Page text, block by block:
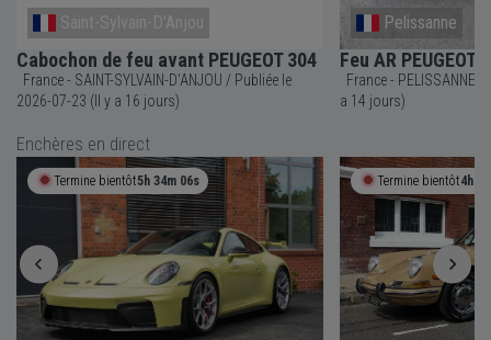
Saint-Sylvain-D'Anjou
Cabochon de feu avant PEUGEOT 304
France - SAINT-SYLVAIN-D'ANJOU / Publiée le
2026-07-23 (Il y a 16 jours)
Pelissanne
Feu AR PEUGEOT
France - PELISSANNE / Publiée le 2026-07-25 (Il y
a 14 jours)
Enchères en direct
Termine bientôt5h 34m 05s Termine bientôt4h